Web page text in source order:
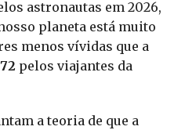
astronautas em 2026,
planeta está muito
menos vívidas que a
pelos viajantes da
a teoria de que a